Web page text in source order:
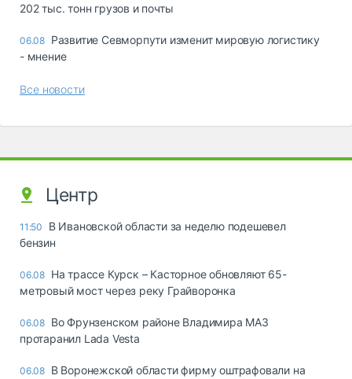
202 тыс. тонн грузов и почты
06.08 Развитие Севморпути изменит мировую логистику
- мнение
Все новости
Центр
11:50
В Ивановской области за неделю подешевел
бензин
06.08 На трассе Курск – Касторное обновляют 65-
метровый мост через реку Грайворонка
06.08 Во Фрунзенском районе Владимира МАЗ
протаранил Lada Vesta
06.08 В Воронежской области фирму оштрафовали на